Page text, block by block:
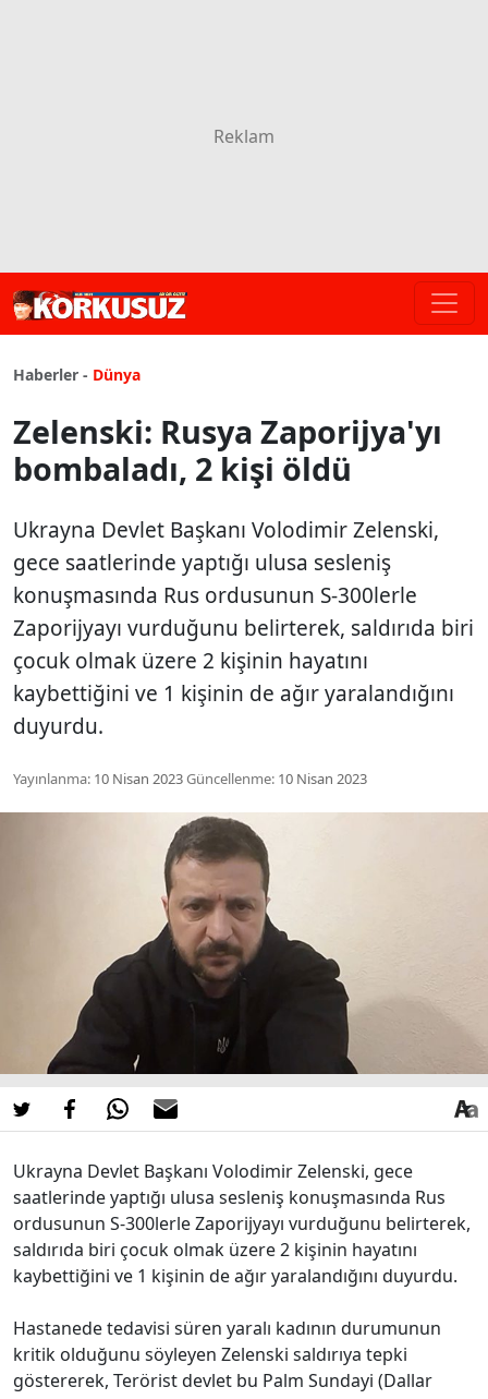
Haberler - Dünya
Zelenski: Rusya Zaporijya'yı
bombaladı, 2 kişi öldü
Ukrayna Devlet Başkanı Volodimir Zelenski,
gece saatlerinde yaptığı ulusa sesleniş
konuşmasında Rus ordusunun S-300lerle
Zaporijyayı vurduğunu belirterek, saldırıda biri
çocuk olmak üzere 2 kişinin hayatını
kaybettiğini ve 1 kişinin de ağır yaralandığını
duyurdu.
Yayınlanma: 10 Nisan 2023Güncellenme: 10 Nisan 2023
Ukrayna Devlet Başkanı Volodimir Zelenski, gece
saatlerinde yaptığı ulusa sesleniş konuşmasında Rus
ordusunun S-300lerle Zaporijyayı vurduğunu belirterek,
saldırıda biri çocuk olmak üzere 2 kişinin hayatını
kaybettiğini ve 1 kişinin de ağır yaralandığını duyurdu.
Hastanede tedavisi süren yaralı kadının durumunun
kritik olduğunu söyleyen Zelenski saldırıya tepki
göstererek, Terörist devlet bu Palm Sundayi (Dallar